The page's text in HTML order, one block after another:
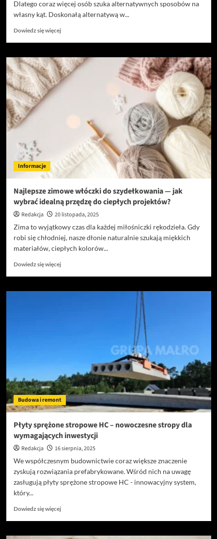
Dlatego coraz więcej osób szuka alternatywnych sposobów na
własny kąt. Doskonałą alternatywą w...
Dowiedz się więcejDowiedz
o
Jaki
jest
sekret
Informacje
Najlepsze zimowe włóczki do szydełkowania — jak
wybrać idealną przędzę do ciepłych projektów?
Redakcja
20 listopada, 2025
Zima to wyjątkowy czas dla każdej miłośniczki rękodzieła. Gdy
robi się chłodniej, nasze dłonie naturalnie szukają miękkich
materiałów, ciepłych kolorów...
Dowiedz się więcejDowiedz
o
idealną
przędzę
do
ciepłych
projektów?
Budowa i remont
Płyty sprężone stropowe HC – nowoczesne stropy dla
wymagających inwestycji
Redakcja
16 sierpnia, 2025
We współczesnym budownictwie coraz większe znaczenie
zyskują rozwiązania prefabrykowane. Wśród nich na uwagę
zasługują płyty sprężone stropowe HC - innowacyjny system,
który...
Dowiedz się więcejDowiedz
o